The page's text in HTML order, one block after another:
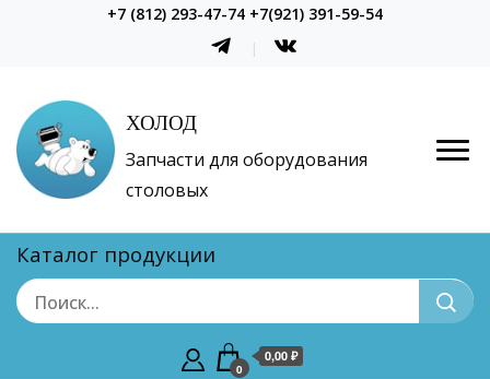
+7 (812) 293-47-74 +7(921) 391-59-54
ХОЛОД
Запчасти для оборудования
столовых
Каталог продукции
0
0,00 ₽